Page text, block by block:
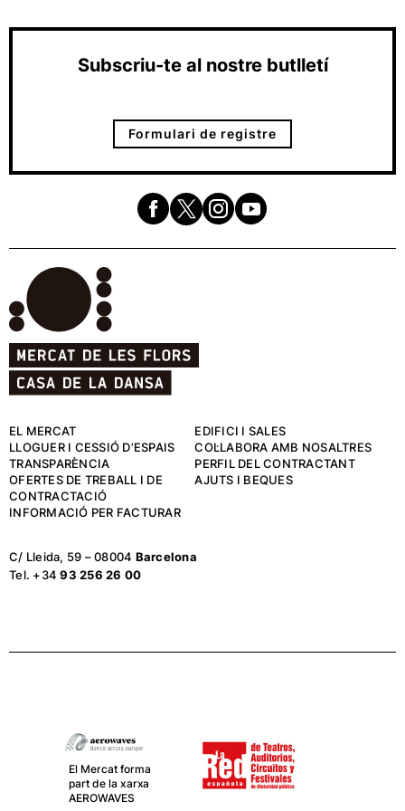
Subscriu-te al nostre butlletí
Formulari de registre
EL MERCAT
EDIFICI I SALES
LLOGUER I CESSIÓ D’ESPAIS
COL·LABORA AMB NOSALTRES
TRANSPARÈNCIA
PERFIL DEL CONTRACTANT
OFERTES DE TREBALL I DE
CONTRACTACIÓ
AJUTS I BEQUES
INFORMACIÓ PER FACTURAR
C/ Lleida, 59 – 08004 Barcelona
Tel. +3493 256 26 00
El Mercat forma
part de la xarxa
AEROWAVES